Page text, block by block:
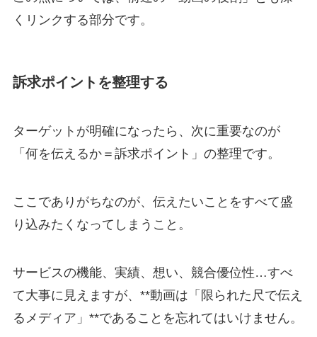
くリンクする部分です。
訴求ポイントを整理する
ターゲットが明確になったら、次に重要なのが
「何を伝えるか＝訴求ポイント」の整理です。
ここでありがちなのが、伝えたいことをすべて盛
り込みたくなってしまうこと。
サービスの機能、実績、想い、競合優位性…すべ
て大事に見えますが、**動画は「限られた尺で伝え
るメディア」**であることを忘れてはいけません。